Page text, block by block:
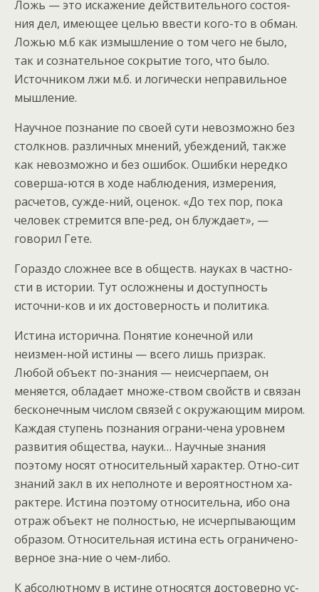
Ложь — это искажение действительного состоя-
ния дел, имеющее целью ввести кого-то в обман.
Ложью м.б как измышление о том чего не было,
так и сознательное сокрытие того, что было.
Источником лжи м.б. и логически неправильное
мышление.
Научное познание по своей сути невозможно без
столкнов. различных мнений, убеждений, также
как невозможно и без ошибок. Ошибки нередко
соверша-ются в ходе наблюдения, измерения,
расчетов, сужде-ний, оценок. «До тех пор, пока
человек стремится впе-ред, он блуждает», —
говорил Гете.
Гораздо сложнее все в обществ. науках в частно-
сти в истории. Тут осложнены и доступность
источни-ков и их достоверность и политика.
Истина исторична. Понятие конечной или
неизмен-ной истины — всего лишь призрак.
Любой объект по-знания — неисчерпаем, он
меняется, обладает множе-ством свойств и связан
бесконечным числом связей с окружающим миром.
Каждая ступень познания ограни-чена уровнем
развития общества, науки… Научные знания
поэтому носят относительный характер. Отно-сит
знаний закл в их неполноте и вероятностном ха-
рактере. Истина поэтому относительна, ибо она
отраж объект не полностью, не исчерпывающим
образом. Относительная истина есть ограничено-
верное зна-ние о чем-либо.
К абсолютному в истине относятся достоверно ус-